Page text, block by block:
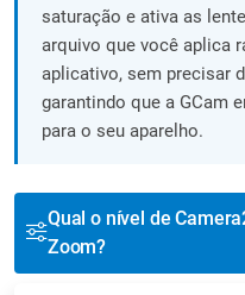
saturação e ativa as
arquivo que você aplica
aplicativo, sem precisar
garantindo que a GCam
para o seu aparelho.
Qual o nível de
Zoom?